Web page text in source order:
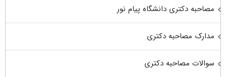
مصاحبه دکتری دانشگاه پیام نور
مدارک مصاحبه دکتری
سوالات مصاحبه دکتری